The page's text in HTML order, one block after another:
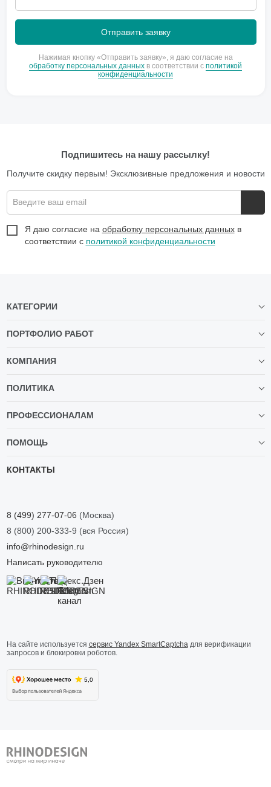
Нажимая кнопку «Отправить заявку», я даю согласие на
обработку персональных данных в соответствии с политикой
конфиденциальности
Подпишитесь на нашу рассылку!
Получите скидку первым! Эксклюзивные предложения и новости
Введите ваш email
Я даю согласие на обработку персональных данныхв
соответствии с политикой конфиденциальности
КАТЕГОРИИ
ПОРТФОЛИО РАБОТ
КОМПАНИЯ
ПОЛИТИКА
ПРОФЕССИОНАЛАМ
ПОМОЩЬ
КОНТАКТЫ
8 (499) 277-07-06 (Москва)
8 (800) 200-333-9 (вся Россия)
info@rhinodesign.ru
Написать руководителю
На сайте используется сервис Yandex SmartCaptchaдля верификации
запросов и блокировки роботов.